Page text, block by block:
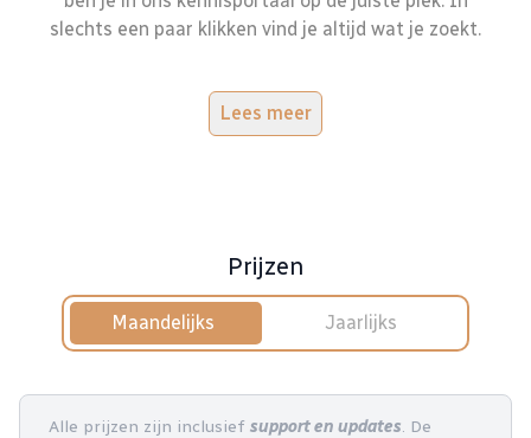
slechts een paar klikken vind je altijd wat je zoekt.
Lees meer
Prijzen
Maandelijks Jaarlijks
Alle prijzen zijn inclusief support en updates. De